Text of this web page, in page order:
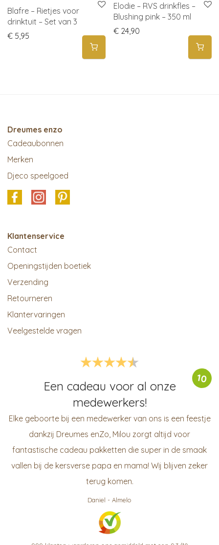
Blafre – Rietjes voor
drinktuit – Set van 3
€ 5,95
Elodie – RVS drinkfles –
Blushing pink – 350 ml
€ 24,90
Dreumes enzo
Cadeaubonnen
Merken
Djeco speelgoed
Klantenservice
Contact
Openingstijden boetiek
Verzending
Retourneren
Klantervaringen
Veelgestelde vragen
10
Een cadeau voor al onze
medewerkers!
Elke geboorte bij een medewerker van ons is een feestje
dankzij Dreumes enZo, Milou zorgt altijd voor
fantastische cadeau pakketten die super in de smaak
vallen bij de kersverse papa en mama! Wij blijven zeker
terug komen.
Daniel - Almelo